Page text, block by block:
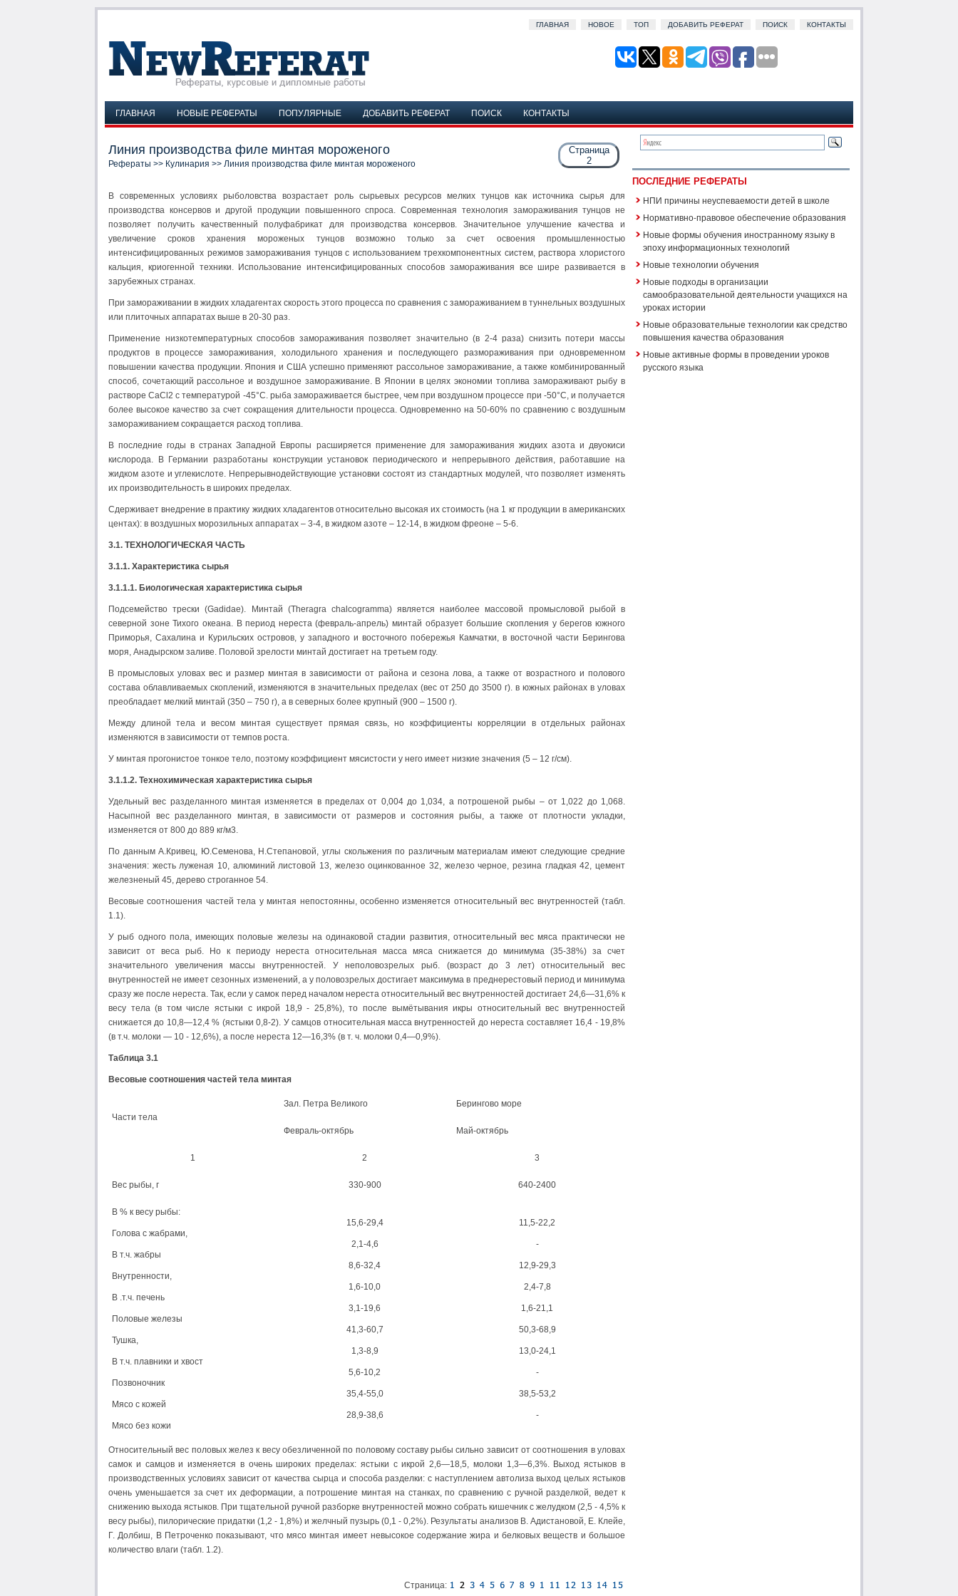
ГЛАВНАЯ НОВОЕ ТОП ДОБАВИТЬ РЕФЕРАТ ПОИСК КОНТАКТЫ
ГЛАВНАЯ НОВЫЕ РЕФЕРАТЫ ПОПУЛЯРНЫЕ ДОБАВИТЬ РЕФЕРАТ ПОИСК КОНТАКТЫ
Страница
2
Линия производства филе минтая мороженого
Рефераты >> Кулинария >> Линия производства филе минтая мороженого
В современных условиях рыболовства возрастает роль сырьевых ресурсов мелких тунцов как источника сырья для
производства консервов и другой продукции повышенного спроса. Современная технология замораживания тунцов не
позволяет получить качественный полуфабрикат для производства консервов. Значительное улучшение качества и
увеличение сроков хранения мороженых тунцов возможно только за счет освоения промышленностью
интенсифицированных режимов замораживания тунцов с использованием трехкомпонентных систем, раствора хлористого
кальция, криогенной техники. Использование интенсифицированных способов замораживания все шире развивается в
зарубежных странах.
При замораживании в жидких хладагентах скорость этого процесса по сравнения с замораживанием в туннельных воздушных
или плиточных аппаратах выше в 20-30 раз.
Применение низкотемпературных способов замораживания позволяет значительно (в 2-4 раза) снизить потери массы
продуктов в процессе замораживания, холодильного хранения и последующего размораживания при одновременном
повышении качества продукции. Япония и США успешно применяют рассольное замораживание, а также комбинированный
способ, сочетающий рассольное и воздушное замораживание. В Японии в целях экономии топлива замораживают рыбу в
растворе СаCl2 c температурой -45°С. рыба замораживается быстрее, чем при воздушном процессе при -50°С, и получается
более высокое качество за счет сокращения длительности процесса. Одновременно на 50-60% по сравнению с воздушным
замораживанием сокращается расход топлива.
В последние годы в странах Западной Европы расширяется применение для замораживания жидких азота и двуокиси
кислорода. В Германии разработаны конструкции установок периодического и непрерывного действия, работавшие на
жидком азоте и углекислоте. Непрерывнодействующие установки состоят из стандартных модулей, что позволяет изменять
их производительность в широких пределах.
Сдерживает внедрение в практику жидких хладагентов относительно высокая их стоимость (на 1 кг продукции в американских
центах): в воздушных морозильных аппаратах – 3-4, в жидком азоте – 12-14, в жидком фреоне – 5-6.
3.1. ТЕХНОЛОГИЧЕСКАЯ ЧАСТЬ
3.1.1. Характеристика сырья
3.1.1.1. Биологическая характеристика сырья
Подсемейство трески (Gadidae). Минтай (Theragra chalcogramma) является наиболее массовой промысловой рыбой в
северной зоне Тихого океана. В период нереста (февраль-апрель) минтай образует большие скопления у берегов южного
Приморья, Сахалина и Курильских островов, у западного и восточного побережья Камчатки, в восточной части Берингова
моря, Анадырском заливе. Половой зрелости минтай достигает на третьем году.
В промысловых уловах вес и размер минтая в зависимости от района и сезона лова, а также от возрастного и полового
состава облавливаемых скоплений, изменяются в значительных пределах (вес от 250 до 3500 г). в южных районах в уловах
преобладает мелкий минтай (350 – 750 г), а в северных более крупный (900 – 1500 г).
Между длиной тела и весом минтая существует прямая связь, но коэффициенты корреляции в отдельных районах
изменяются в зависимости от темпов роста.
У минтая прогонистое тонкое тело, поэтому коэффициент мясистости у него имеет низкие значения (5 – 12 г/см).
3.1.1.2. Технохимическая характеристика сырья
Удельный вес разделанного минтая изменяется в пределах от 0,004 до 1,034, а потрошеной рыбы – от 1,022 до 1,068.
Насыпной вес разделанного минтая, в зависимости от размеров и состояния рыбы, а также от плотности укладки,
изменяется от 800 до 889 кг/м3.
По данным А.Кривец, Ю.Семенова, Н.Степановой, углы скольжения по различным материалам имеют следующие средние
значения: жесть луженая 10, алюминий листовой 13, железо оцинкованное 32, железо черное, резина гладкая 42, цемент
железненый 45, дерево строганное 54.
Весовые соотношения частей тела у минтая непостоянны, особенно изменяется относительный вес внутренностей (табл.
1.1).
У рыб одного пола, имеющих половые железы на одинаковой стадии развития, относительный вес мяса практически не
зависит от веса рыб. Но к периоду нереста относительная масса мяса снижается до минимума (35-38%) за счет
значительного увеличения массы внутренностей. У неполовозрелых рыб. (возраст до 3 лет) относительный вес
внутренностей не имеет сезонных изменений, а у половозрелых достигает максимума в преднерестовый период и минимума
сразу же после нереста. Так, если у самок перед началом нереста относительный вес внутренностей достигает 24,6—31,6% к
весу тела (в том числе ястыки с икрой 18,9 - 25,8%), то после вымётывания икры относительный вес внутренностей
снижается до 10,8—12,4 % (ястыки 0,8-2). У самцов относительная масса внутренностей до нереста составляет 16,4 - 19,8%
(в т.ч. молоки — 10 - 12,6%), а после нереста 12—16,3% (в т. ч. молоки 0,4—0,9%).
Таблица 3.1
Весовые соотношения частей тела минтая
Части тела
Зал. Петра Великого Берингово море
Февраль-октябрь Май-октябрь
1 2 3
Вес рыбы, г 330-900 640-2400
В % к весу рыбы:
Голова с жабрами,
В т.ч. жабры
Внутренности,
В .т.ч. печень
Половые железы
Тушка,
В т.ч. плавники и хвост
Позвоночник
Мясо с кожей
Мясо без кожи
15,6-29,4
2,1-4,6
8,6-32,4
1,6-10,0
3,1-19,6
41,3-60,7
1,3-8,9
5,6-10,2
35,4-55,0
28,9-38,6
11,5-22,2
-
12,9-29,3
2,4-7,8
1,6-21,1
50,3-68,9
13,0-24,1
-
38,5-53,2
-
Относительный вес половых желез к весу обезличенной по половому составу рыбы сильно зависит от соотношения в уловах
самок и самцов и изменяется в очень широких пределах: ястыки с икрой 2,6—18,5, молоки 1,3—6,3%. Выход ястыков в
производственных условиях зависит от качества сырца и способа разделки: с наступлением автолиза выход целых ястыков
очень уменьшается за счет их деформации, а потрошение минтая на станках, по сравнению с ручной разделкой, ведет к
снижению выхода ястыков. При тщательной ручной разборке внутренностей можно собрать кишечник с желудком (2,5 - 4,5% к
весу рыбы), пилорические придатки (1,2 - 1,8%) и желчный пузырь (0,1 - 0,2%). Результаты анализов В. Адистановой, Е. Клейе,
Г. Долбиш, В Петроченко показывают, что мясо минтая имеет невысокое содержание жира и белковых веществ и большое
количество влаги (табл. 1.2).
Страница:
ПОСЛЕДНИЕ РЕФЕРАТЫ
НПИ причины неуспеваемости детей в школе
Нормативно-правовое обеспечение образования
Новые формы обучения иностранному языку в
эпоху информационных технологий
Новые технологии обучения
Новые подходы в организации
самообразовательной деятельности учащихся на
уроках истории
Новые образовательные технологии как средство
повышения качества образования
Новые активные формы в проведении уроков
русского языка